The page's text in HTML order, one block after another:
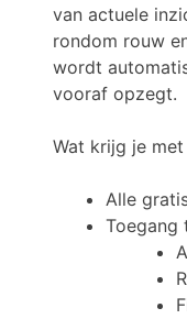
van actuele
rondom rouw
wordt
vooraf opzegt.
Wat krijg je
Alle
Toegang